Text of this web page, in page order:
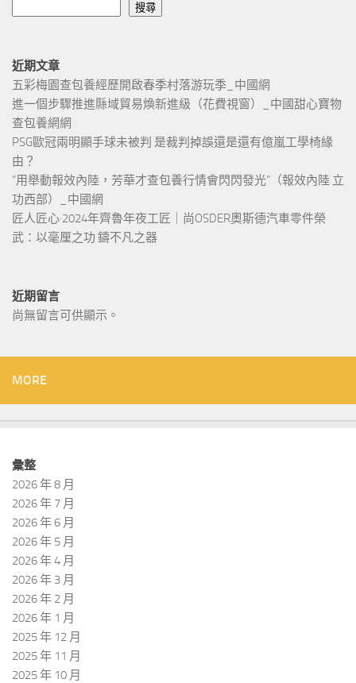
搜尋
近期文章
五彩梅園查包養經歷開啟春季村落游玩季_中國網
進一個步驟推進縣域貿易煥新進級（花費視窗）_中國甜心寶物
查包養網網
PSG歐冠兩明顯手球未被判 是裁判掉誤還是還有億嵐工學椅緣
由？
“用舉動報效內陸，芳華才查包養行情會閃閃發光”（報效內陸 立
功西部）_中國網
匠人匠心·2024年齊魯年夜工匠｜尚OSDER奧斯德汽車零件榮
武：以毫厘之功 鑄不凡之器
近期留言
尚無留言可供顯示。
MORE
彙整
2026 年 8 月
2026 年 7 月
2026 年 6 月
2026 年 5 月
2026 年 4 月
2026 年 3 月
2026 年 2 月
2026 年 1 月
2025 年 12 月
2025 年 11 月
2025 年 10 月